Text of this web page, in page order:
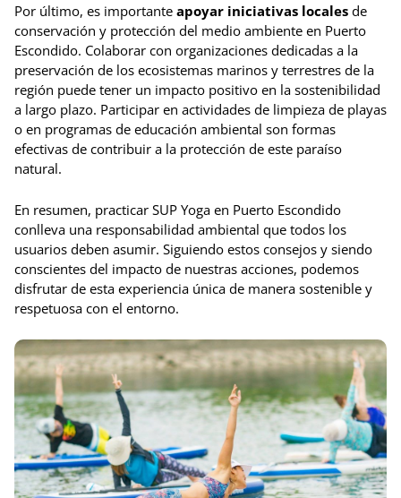
Por último, es importante apoyar iniciativas locales de
conservación y protección del medio ambiente en Puerto
Escondido. Colaborar con organizaciones dedicadas a la
preservación de los ecosistemas marinos y terrestres de la
región puede tener un impacto positivo en la sostenibilidad
a largo plazo. Participar en actividades de limpieza de playas
o en programas de educación ambiental son formas
efectivas de contribuir a la protección de este paraíso
natural.
En resumen, practicar SUP Yoga en Puerto Escondido
conlleva una responsabilidad ambiental que todos los
usuarios deben asumir. Siguiendo estos consejos y siendo
conscientes del impacto de nuestras acciones, podemos
disfrutar de esta experiencia única de manera sostenible y
respetuosa con el entorno.